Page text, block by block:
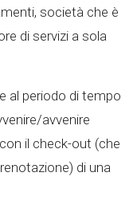
società che è
di servizi a sola
al periodo di tempo
avvenire
il check-out (che
di una